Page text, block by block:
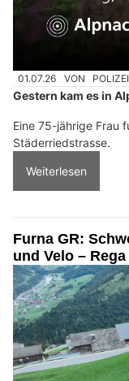
01.07.26 VON
Gestern kam es in
Eine 75-jährige Frau
Städerriedstrasse.
Weiterlesen
Furna GR:
und Velo –